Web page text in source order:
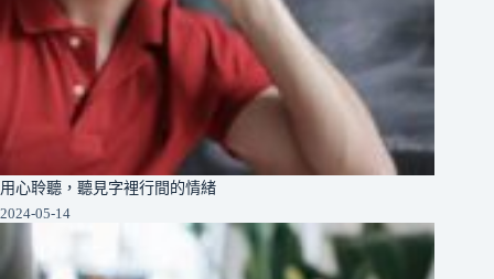
用心聆聽，聽見字裡行間的情緒
2024-05-14